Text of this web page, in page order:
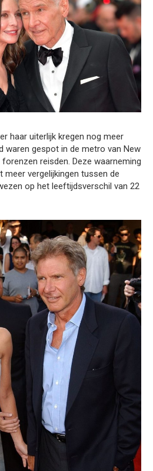
haar uiterlijk kregen nog meer
waren gespot in de metro van New
reisden. Deze waarneming
vergelijkingen tussen de
op het leeftijdsverschil van 22